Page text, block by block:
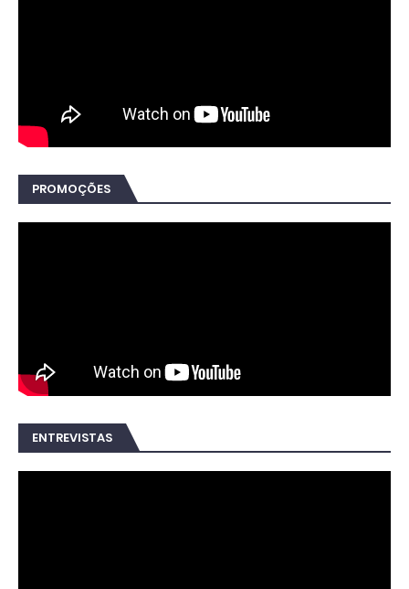
PROMOÇÕES
ENTREVISTAS